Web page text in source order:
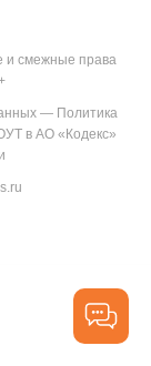
и смежные права
— Политика
в АО «Кодекс»